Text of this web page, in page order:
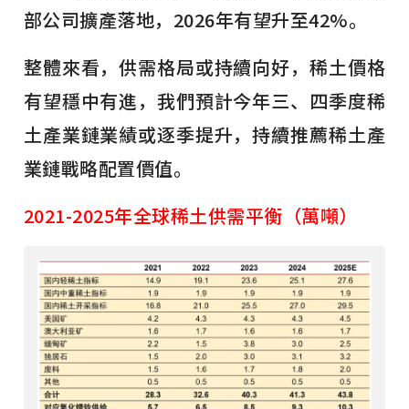
部公司擴產落地，2026年有望升至42%。
整體來看，供需格局或持續向好，稀土價格
有望穩中有進，我們預計今年三、四季度稀
土產業鏈業績或逐季提升，持續推薦稀土產
業鏈戰略配置價值。
2021-2025年全球稀土供需平衡（萬噸）